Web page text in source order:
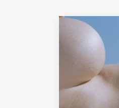
Fondato e diretto da Enzo De
EDB edizioni - Via Brivio angolo C.
Imbonati, 89 20159 Milano (Italia)
Informativa sulla privacy